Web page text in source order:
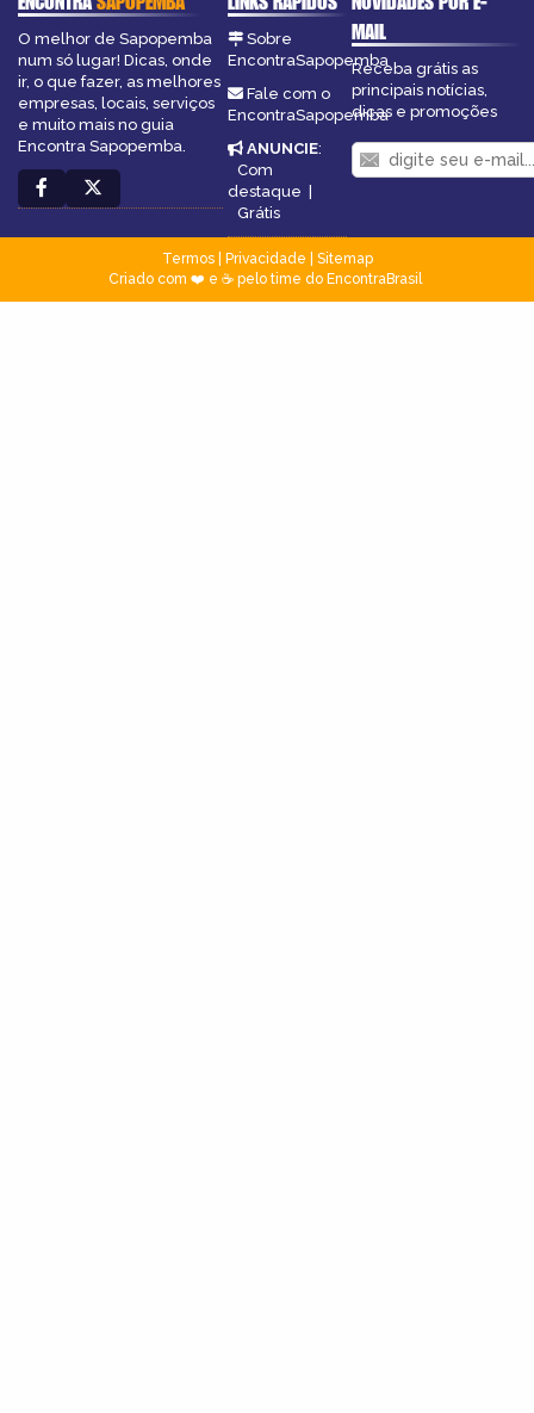
O melhor de Sapopemba
num só lugar! Dicas, onde
ir, o que fazer, as melhores
empresas, locais, serviços
e muito mais no guia
Encontra Sapopemba.
Sobre
EncontraSapopemba
Fale com o
EncontraSapopemba
ANUNCIE:
Com
destaque |
Grátis
MAIL
Receba grátis as
principais notícias,
dicas e promoções
Termos| Privacidade
Sitemap
Criado com ❤️ e ☕ pelo time do EncontraBrasil